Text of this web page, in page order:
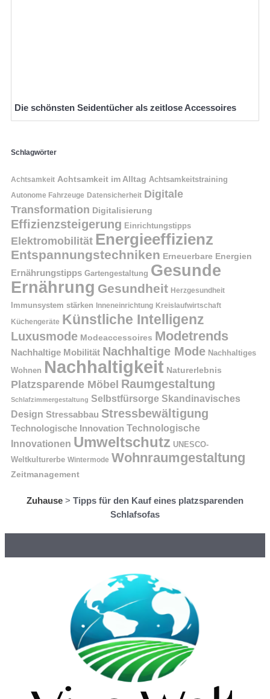
Die schönsten Seidentücher als zeitlose Accessoires
Schlagwörter
Achtsamkeit Achtsamkeit im Alltag Achtsamkeitstraining
Autonome Fahrzeuge Datensicherheit Digitale
Transformation Digitalisierung
Effizienzsteigerung Einrichtungstipps
Elektromobilität Energieeffizienz
Entspannungstechniken Erneuerbare Energien
Ernährungstipps Gartengestaltung Gesunde
Ernährung Gesundheit Herzgesundheit
Immunsystem stärken Inneneinrichtung Kreislaufwirtschaft
Küchengeräte Künstliche Intelligenz
Luxusmode Modeaccessoires Modetrends
Nachhaltige Mobilität Nachhaltige Mode Nachhaltiges
Wohnen Nachhaltigkeit Naturerlebnis
Platzsparende Möbel Raumgestaltung
Schlafzimmergestaltung Selbstfürsorge Skandinavisches
Design Stressabbau Stressbewältigung
Technologische Innovation Technologische
Innovationen Umweltschutz UNESCO-
Weltkulturerbe Wintermode Wohnraumgestaltung
Zeitmanagement
Zuhause > Tipps für den Kauf eines platzsparenden
Schlafsofas